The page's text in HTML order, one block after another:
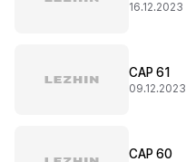
16.12.2023
CAP 61
09.12.2023
CAP 60